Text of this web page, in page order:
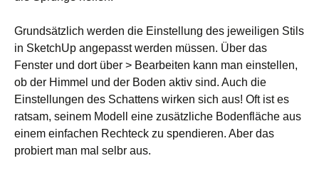
Grundsätzlich werden die Einstellung des jeweiligen Stils
in SketchUp angepasst werden müssen. Über das
Fenster und dort über > Bearbeiten kann man einstellen,
ob der Himmel und der Boden aktiv sind. Auch die
Einstellungen des Schattens wirken sich aus! Oft ist es
ratsam, seinem Modell eine zusätzliche Bodenfläche aus
einem einfachen Rechteck zu spendieren. Aber das
probiert man mal selbr aus.